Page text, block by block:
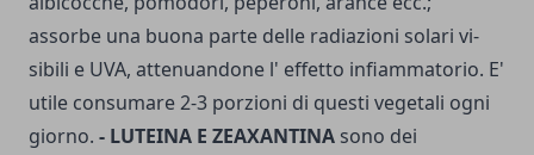
assorbe una buona parte delle radiazioni solari vi­
sibili e UVA, attenuandone l' effetto infiammatorio. E'
utile consu­mare 2-3 porzioni di questi vegetali ogni
giorno. - LUTEINA E ZEAXANTINA sono dei